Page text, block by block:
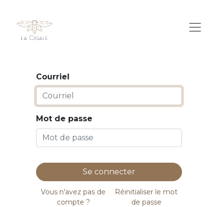
Courriel
Mot de passe
Se connecter
Vous n'avez pas de
compte ?
Réinitialiser le mot
de passe